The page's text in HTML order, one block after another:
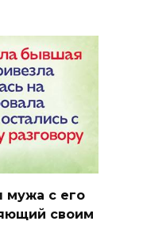
мужа с его
своим